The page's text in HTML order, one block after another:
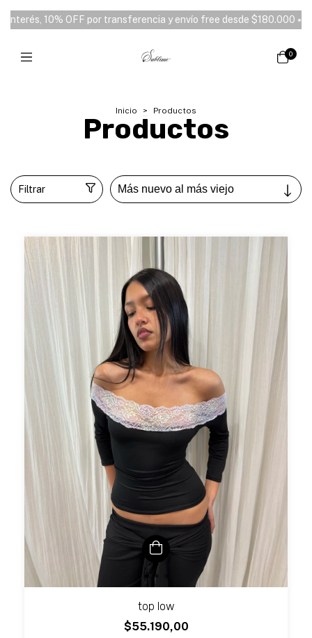
y envío free desde $180.000 ⭑ 3 y 6 cuotas sin interés, 10%
0
Inicio > Productos
Productos
Filtrar
top low
$55.190,00